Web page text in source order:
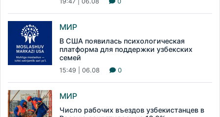
МИР
В США появилась психологическая
платформа для поддержки узбекских
семей
15:49 | 06.08 0
МИР
Число рабочих въездов узбекистанцев в